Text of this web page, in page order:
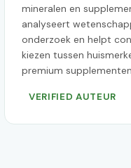
mineralen en
analyseert
onderzoek en helpt
kiezen tussen
premium
VERIFIED AUTEUR